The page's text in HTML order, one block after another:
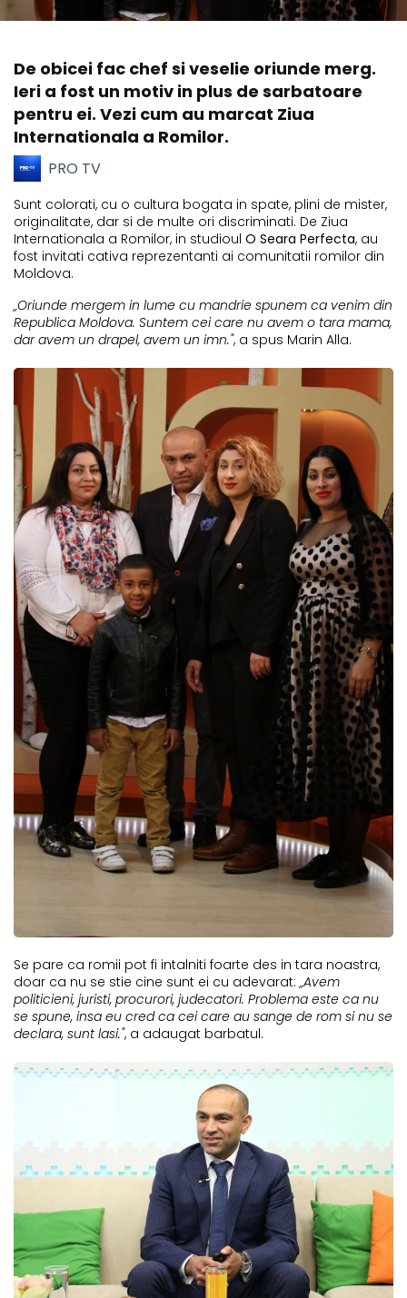
De obicei fac chef si veselie oriunde merg.
Ieri a fost un motiv in plus de sarbatoare
pentru ei. Vezi cum au marcat Ziua
Internationala a Romilor.
PRO TV
Sunt colorati, cu o cultura bogata in spate, plini de mister,
originalitate, dar si de multe ori discriminati. De Ziua
Internationala a Romilor, in studioul O Seara Perfecta, au
fost invitati cativa reprezentanti ai comunitatii romilor din
Moldova.
„Oriunde mergem in lume cu mandrie spunem ca venim din
Republica Moldova. Suntem cei care nu avem o tara mama,
dar avem un drapel, avem un imn.", a spus Marin Alla.
Se pare ca romii pot fi intalniti foarte des in tara noastra,
doar ca nu se stie cine sunt ei cu adevarat: „Avem
politicieni, juristi, procurori, judecatori. Problema este ca nu
se spune, insa eu cred ca cei care au sange de rom si nu se
declara, sunt lasi.", a adaugat barbatul.